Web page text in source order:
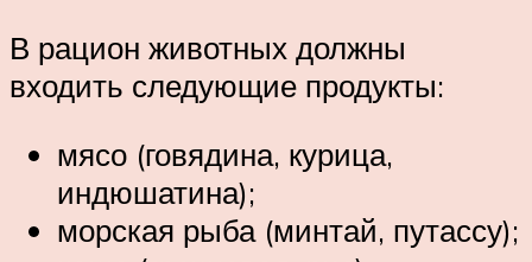
В рацион животных должны
входить следующие продукты:
мясо (говядина, курица,
индюшатина);
морская рыба (минтай, путассу);